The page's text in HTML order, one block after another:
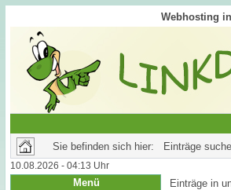
Webhosting
Sie befinden sich hier: Einträge
10.08.2026 - 04:13 Uhr
Menü Einträge in